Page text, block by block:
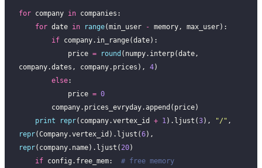
for company in companies:
    for
date in range(min_user - memory, max_user):
        if
company.in_range(date):
            price
= round (numpy.interp(date,
company.dates, company.prices), 4)
        else
:
            price
= 0
        company.prices_evryday.append(price)
    print
repr(company.vertex_id + 1 ).ljust(3), "/"
repr(Company.vertex_id).ljust(6
repr(company.name).ljust( 20)
    if
config.free_mem: # free memory